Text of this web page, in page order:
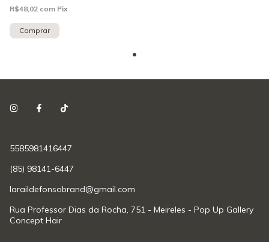
R$48,02 com Pix
5585981416447
(85) 98141-6447
laraildefonsobrand@gmail.com
Rua Professor Dias da Rocha, 751 - Meireles - Pop Up Gallery
Concept Hair